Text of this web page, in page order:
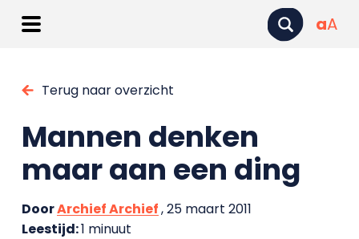
aA
Terug naar overzicht
Mannen denken
maar aan een ding
DoorArchief Archief, 25 maart 2011
Leestijd:1 minuut